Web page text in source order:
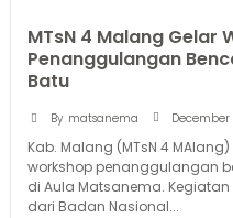
MTsN 4 Malang Gelar
Penanggulangan
Batu
By matsanema December
Kab. Malang (MTsN 4
workshop penanggulangan
di Aula Matsanema.
dari Badan Nasional...